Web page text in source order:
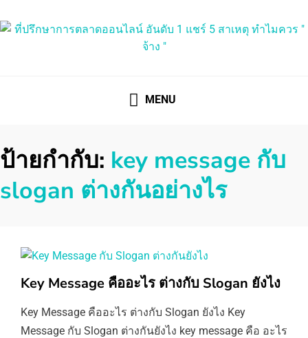
MENU
ป้ายกำกับ: key message กับ
slogan ต่างกันอย่างไร
Key Message คืออะไร ต่างกับ Slogan ยังไง
Key Message คืออะไร ต่างกับ Slogan ยังไง Key
Message กับ Slogan ต่างกันยังไง key message คือ อะไร